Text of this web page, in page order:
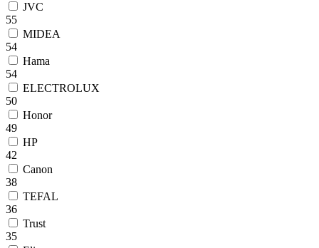
JVC
55
MIDEA
54
Hama
54
ELECTROLUX
50
Honor
49
HP
42
Canon
38
TEFAL
36
Trust
35